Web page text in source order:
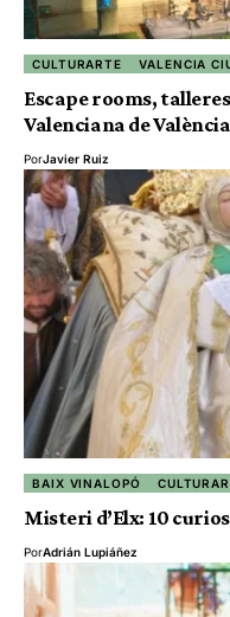
CULTURARTE VALENCIA
Escape rooms,
Valenciana de
PorJavier Ruiz
BAIX VINALOPÓ
Misteri d’Elx: 10
PorAdrián Lupiáñez